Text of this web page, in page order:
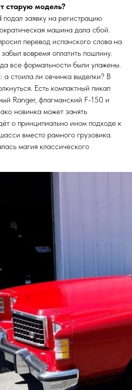
старую модель?
заявку на регистрацию
машина дала сбой.
перевод испанского слова на
вовремя оплатить пошлину.
все формальности были улажены.
а стоила ли овчинка выделки? В
Есть компактный пикап
Ranger, флагманский F-150 и
новинка может занять
о принципиально ином подходе к
вместо рамного грузовика.
магия классического